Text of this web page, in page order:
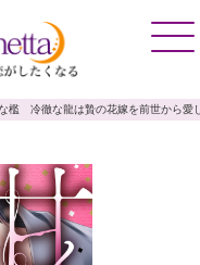
檻 冷徹な龍は贄の花嫁を前世から愛